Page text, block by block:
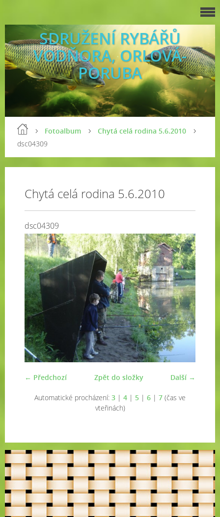
SDRUŽENÍ RYBÁŘŮ
VODŇORA, ORLOVÁ-
PORUBA
Fotoalbum
Chytá celá rodina 5.6.2010
dsc04309
Chytá celá rodina 5.6.2010
dsc04309
← Předchozí Další →
Zpět do složky
Automatické procházení: 3 | 4 | 5 | 6 | 7 (čas ve
vteřinách)